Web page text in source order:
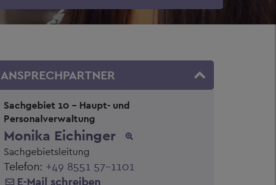
ANSPRECHPARTNER
Sachgebiet 10 - Haupt- und
Personalverwaltung
Monika Eichinger
Sachgebietsleitung
Telefon: +49 8551 57-1101
E-Mail schreiben